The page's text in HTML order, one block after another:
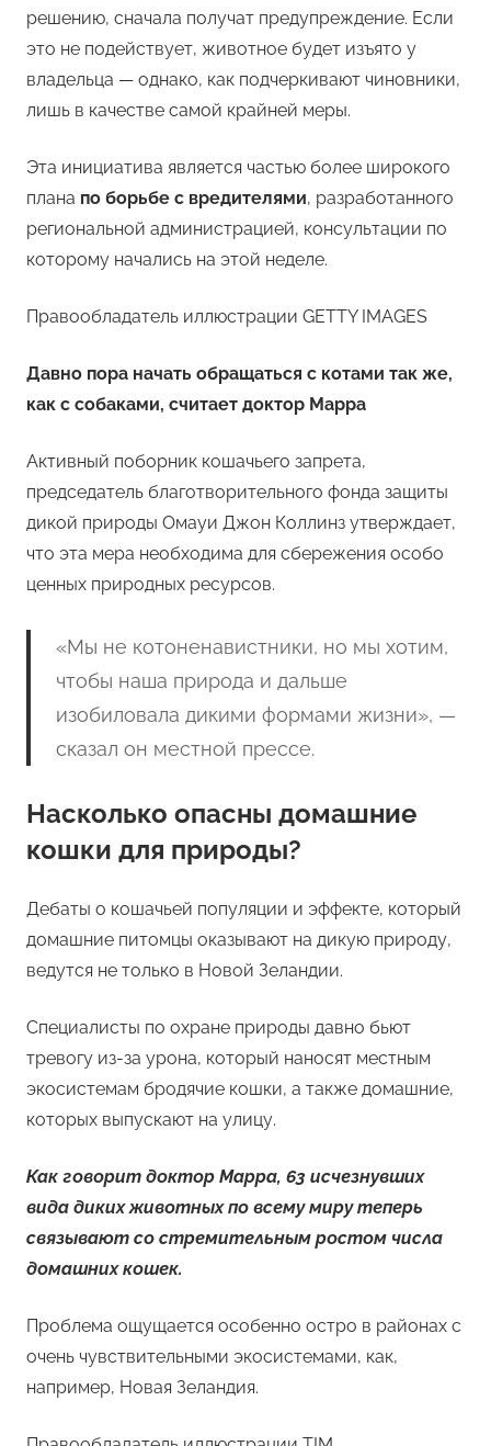
решению, сначала получат предупреждение. Если
это не подействует, животное будет изъято у
владельца — однако, как подчеркивают чиновники,
лишь в качестве самой крайней меры.
Эта инициатива является частью более широкого
плана по борьбе с вредителями, разработанного
региональной администрацией, консультации по
которому начались на этой неделе.
Правообладатель иллюстрации GETTY IMAGES
Давно пора начать обращаться с котами так же,
как с собаками, считает доктор Марра
Активный поборник кошачьего запрета,
председатель благотворительного фонда защиты
дикой природы Омауи Джон Коллинз утверждает,
что эта мера необходима для сбережения особо
ценных природных ресурсов.
«Мы не котоненавистники, но мы хотим,
чтобы наша природа и дальше
изобиловала дикими формами жизни», —
сказал он местной прессе.
Насколько опасны домашние
кошки для природы?
Дебаты о кошачьей популяции и эффекте, который
домашние питомцы оказывают на дикую природу,
ведутся не только в Новой Зеландии.
Специалисты по охране природы давно бьют
тревогу из-за урона, который наносят местным
экосистемам бродячие кошки, а также домашние,
которых выпускают на улицу.
Как говорит доктор Марра, 63 исчезнувших
вида диких животных по всему миру теперь
связывают со стремительным ростом числа
домашних кошек.
Проблема ощущается особенно остро в районах с
очень чувствительными экосистемами, как,
например, Новая Зеландия.